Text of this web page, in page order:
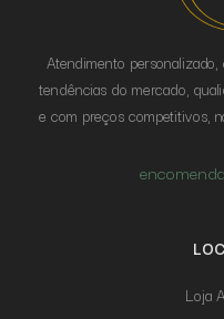
Atendimento
tendências do mercado,
e com preços competitivos,
Loja